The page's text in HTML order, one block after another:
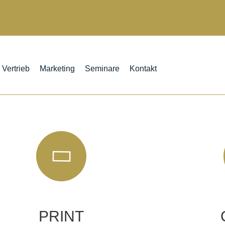
Vertrieb Marketing Seminare Kontakt
PRINT